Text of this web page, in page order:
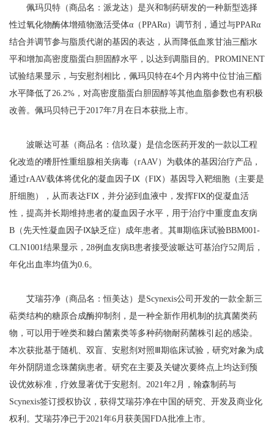
佩玛贝特（商品名：派龙达）是兴和制药研发的一种新型选择
性过氧化物酶体增殖物激活受体α（PPARα）调节剂，通过与PPARα
结合并调节参与脂质代谢的基因的表达，从而降低血浆甘油三酯水
平和增加高密度脂蛋白胆固醇水平，以达到调脂目的。PROMINENT
试验结果显示，与安慰剂相比，佩玛贝特在4个月内将中位甘油三酯
水平降低了26.2%，对高密度脂蛋白胆固醇等其他血脂参数也有积极
改善。佩玛贝特已于2017年7月在日本获批上市。
波哌达可基（商品名：信玖凝）是信念医药开发的一款以工程
化改造的嗜肝性重组腺相关病毒（rAAV）为载体的基因治疗产品，
通过rAAV载体将优化的凝血因子Ⅸ（FⅨ）基因导入靶细胞（主要是
肝细胞），从而表达FⅨ，并分泌到血液中，发挥FⅨ的促凝血活
性，提高并长期维持患者的凝血因子水平，用于治疗中重度血友病
B（先天性凝血因子Ⅸ缺乏症）成年患者。其Ⅲ期临床试验BBM001-
CLN1001结果显示，28例血友病B患者接受波哌达可基治疗52周后，
年化出血率均值为0.6。
艾瑞芬净（商品名：恒美达）是Scynexis公司开发的一款全新三
萜类结构的糖原合成酶抑制剂，是一种全新作用机制的抗真菌类药
物，可以用于唑类和棘白菌素类等多种药物耐药菌株引起的感染。
本次获批基于随机、双盲、安慰剂对照Ⅲ期临床试验，研究对象为成
年外阴阴道念珠菌病患者。研究在主要及关键次要终点上均达到预
设优效标准，疗效显著优于安慰剂。2021年2月，翰森制药与
Scynexis签订授权协议，获得艾瑞芬净在中国的研究、开发及商业化
权利。艾瑞芬净已于2021年6月获美国FDA批准上市。